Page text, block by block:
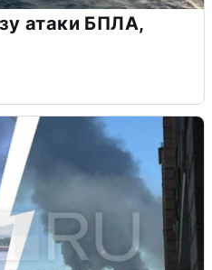
атаки БПЛА,